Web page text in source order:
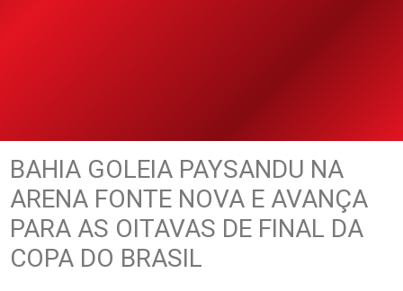
BAHIA GOLEIA PAYSANDU NA
ARENA FONTE NOVA E AVANÇA
PARA AS OITAVAS DE FINAL DA
COPA DO BRASIL